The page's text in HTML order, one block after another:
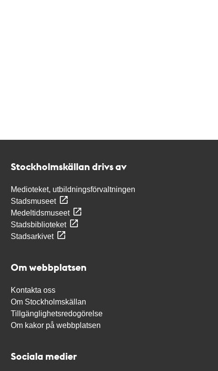
Stockholmskällan drivs av
Medioteket, utbildningsförvaltningen
Stadsmuseet
Medeltidsmuseet
Stadsbiblioteket
Stadsarkivet
Om webbplatsen
Kontakta oss
Om Stockholmskällan
Tillgänglighetsredogörelse
Om kakor på webbplatsen
Sociala medier